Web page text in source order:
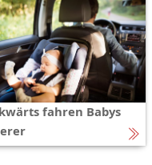
fahren Babys